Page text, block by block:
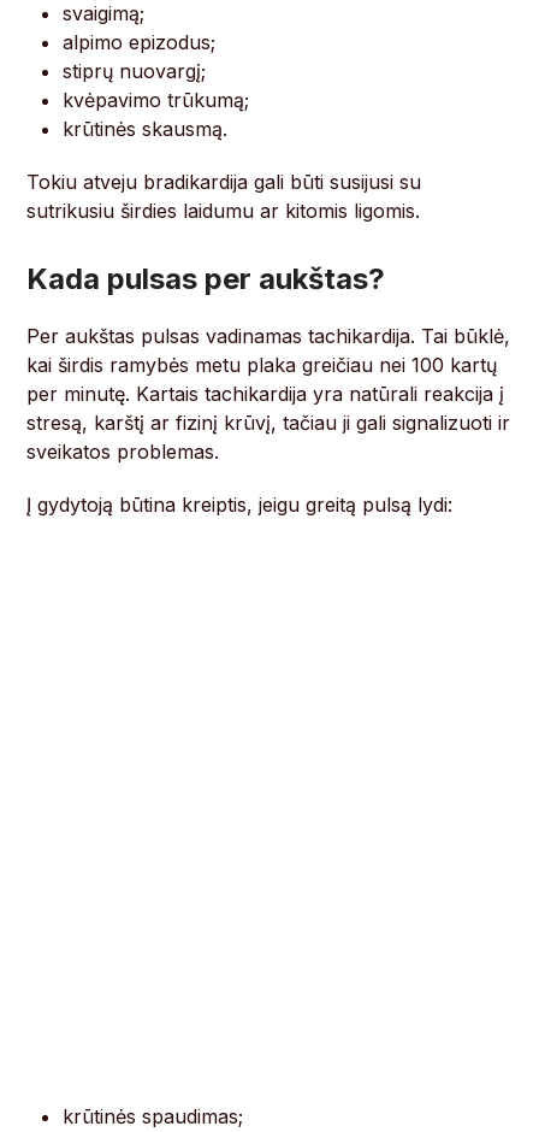
svaigimą;
alpimo epizodus;
stiprų nuovargį;
kvėpavimo trūkumą;
krūtinės skausmą.
Tokiu atveju bradikardija gali būti susijusi su
sutrikusiu širdies laidumu ar kitomis ligomis.
Kada pulsas per aukštas?
Per aukštas pulsas vadinamas tachikardija. Tai būklė,
kai širdis ramybės metu plaka greičiau nei 100 kartų
per minutę. Kartais tachikardija yra natūrali reakcija į
stresą, karštį ar fizinį krūvį, tačiau ji gali signalizuoti ir
sveikatos problemas.
Į gydytoją būtina kreiptis, jeigu greitą pulsą lydi:
krūtinės spaudimas;